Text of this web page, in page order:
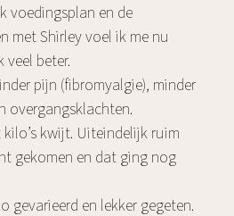
voedingsplan en de
met Shirley voel ik me nu
veel beter.
pijn (fibromyalgie), minder
overgangsklachten.
kwijt. Uiteindelijk ruim
gekomen en dat ging nog
gevarieerd en lekker gegeten.